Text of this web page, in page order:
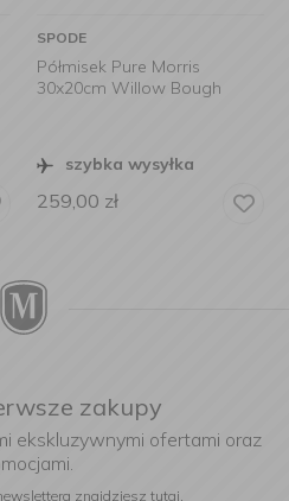
SPODE
Półmisek Pure Morris
30x20cm Willow Bough
szybka wysyłka
259,00 zł
zakupy
ekskluzywnymi ofertami oraz
znajdziesz tutaj.